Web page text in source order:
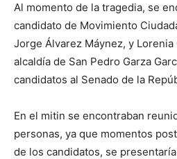
Al momento de la tragedia, se
candidato de Movimiento
Jorge Álvarez Máynez, y
alcaldía de San Pedro Garza
candidatos al Senado de la
En el mitin se encontraban
personas, ya que momentos
de los candidatos, se